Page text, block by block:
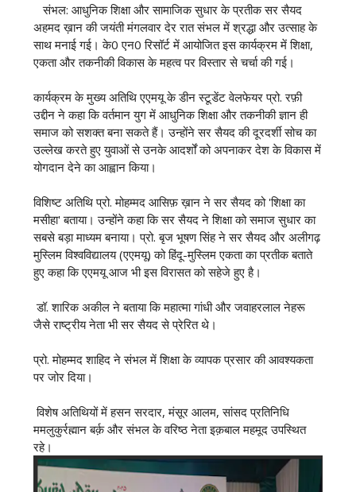
संभल: आधुनिक शिक्षा और सामाजिक सुधार के प्रतीक सर सैयद
अहमद ख़ान की जयंती मंगलवार देर रात संभल में श्रद्धा और उत्साह के
साथ मनाई गई। के0 एन0 रिसॉर्ट में आयोजित इस कार्यक्रम में शिक्षा,
एकता और तकनीकी विकास के महत्व पर विस्तार से चर्चा की गई।
कार्यक्रम के मुख्य अतिथि एएमयू के डीन स्टूडेंट वेलफेयर प्रो. रफ़ी
उद्दीन ने कहा कि वर्तमान युग में आधुनिक शिक्षा और तकनीकी ज्ञान ही
समाज को सशक्त बना सकते हैं। उन्होंने सर सैयद की दूरदर्शी सोच का
उल्लेख करते हुए युवाओं से उनके आदर्शों को अपनाकर देश के विकास में
योगदान देने का आह्वान किया।
विशिष्ट अतिथि प्रो. मोहम्मद आसिफ़ ख़ान ने सर सैयद को 'शिक्षा का
मसीहा' बताया। उन्होंने कहा कि सर सैयद ने शिक्षा को समाज सुधार का
सबसे बड़ा माध्यम बनाया। प्रो. बृज भूषण सिंह ने सर सैयद और अलीगढ़
मुस्लिम विश्वविद्यालय (एएमयू) को हिंदू-मुस्लिम एकता का प्रतीक बताते
हुए कहा कि एएमयू आज भी इस विरासत को सहेजे हुए है।
डॉ. शारिक अकील ने बताया कि महात्मा गांधी और जवाहरलाल नेहरू
जैसे राष्ट्रीय नेता भी सर सैयद से प्रेरित थे।
प्रो. मोहम्मद शाहिद ने संभल में शिक्षा के व्यापक प्रसार की आवश्यकता
पर जोर दिया।
विशेष अतिथियों में हसन सरदार, मंसूर आलम, सांसद प्रतिनिधि
ममलुकुर्रह्मान बर्क़ और संभल के वरिष्ठ नेता इक़बाल महमूद उपस्थित
रहे।